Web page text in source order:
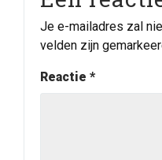
Je e-mailadres zal
velden zijn
Reactie *